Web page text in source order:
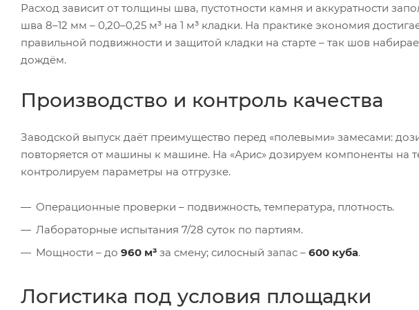
Расход зависит от толщины шва, пустотности камня и аккуратности
шва 8–12 мм – 0,20–0,25 м³ на 1 м³ кладки. На практике экономия
правильной подвижности и защитой кладки на старте – так шов
дождём.
Производство и контроль качества
Заводской выпуск даёт преимущество перед «полевыми» замесами:
повторяется от машины к машине. На «Арис» дозируем компоненты на
контролируем параметры на отгрузке.
Операционные проверки – подвижность, температура, плотность.
Лабораторные испытания 7/28 суток по партиям.
Мощности – до 960 м³ за смену; силосный запас – 600 куба.
Логистика под условия площадки